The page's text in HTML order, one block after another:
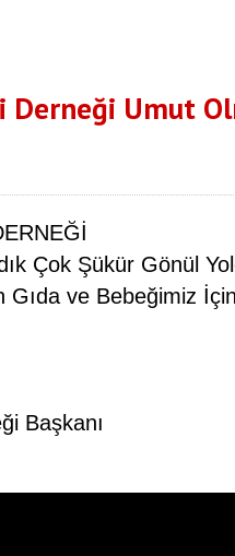
Derneği Umut
Çok Şükür Gönül
ve Bebeğimiz
Başkanı